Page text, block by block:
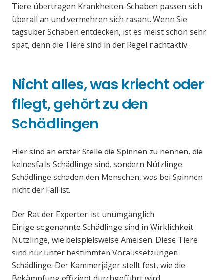
Tiere übertragen Krankheiten. Schaben passen sich
überall an und vermehren sich rasant. Wenn Sie
tagsüber Schaben entdecken, ist es meist schon sehr
spät, denn die Tiere sind in der Regel nachtaktiv.
Nicht alles, was kriecht oder
fliegt, gehört zu den
Schädlingen
Hier sind an erster Stelle die Spinnen zu nennen, die
keinesfalls Schädlinge sind, sondern Nützlinge.
Schädlinge schaden den Menschen, was bei Spinnen
nicht der Fall ist.
Der Rat der Experten ist unumgänglich
Einige sogenannte Schädlinge sind in Wirklichkeit
Nützlinge, wie beispielsweise Ameisen. Diese Tiere
sind nur unter bestimmten Voraussetzungen
Schädlinge. Der Kammerjäger stellt fest, wie die